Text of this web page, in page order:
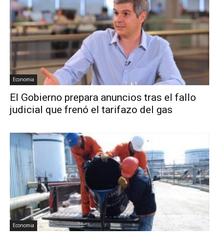
Economia
El Gobierno prepara anuncios tras el fallo
judicial que frenó el tarifazo del gas
Economia